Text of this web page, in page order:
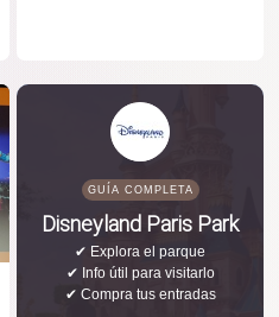
GUÍA COMPLETA
Disneyland Paris Park
✔ Explora el parque
✔ Info útil para visitarlo
✔ Compra tus entradas